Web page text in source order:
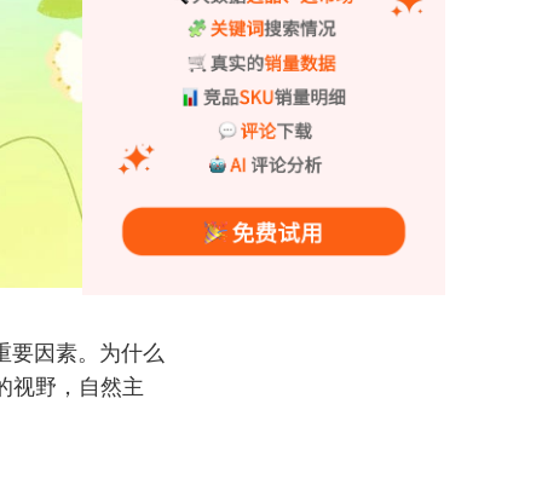
要因素。为什么
视野，自然主